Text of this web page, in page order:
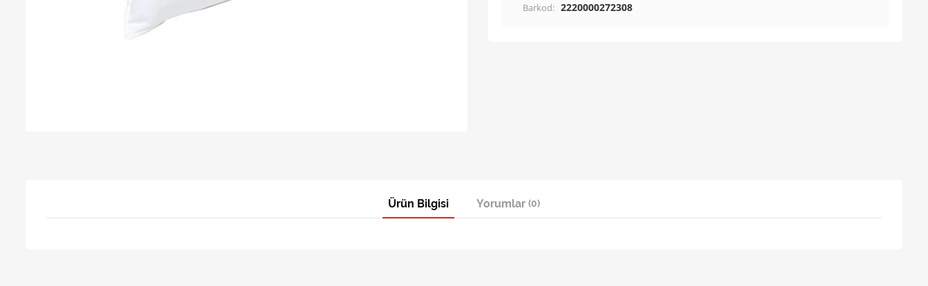
Barkod: 2220000272308
Ürün Bilgisi Yorumlar (0)